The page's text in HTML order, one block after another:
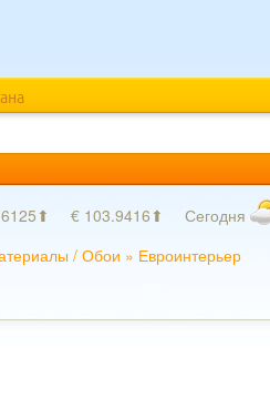
€ 103.9416⬆ Сегодня
/ Обои » Евроинтерьер